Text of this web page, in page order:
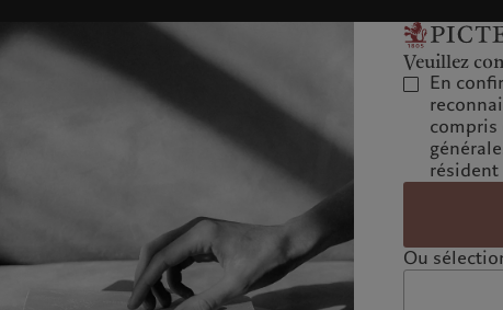
Veuillez
En
compris
résident
Ou